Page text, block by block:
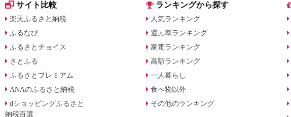
サイト比較
楽天ふるさと納税
ふるなび
ふるさとチョイス
さとふる
ふるさとプレミアム
ANAのふるさと納税
dショッピングふるさと
納税百選
ランキングから探す
人気ランキング
還元率ランキング
家電ランキング
高額ランキング
一人暮らし
食べ物以外
その他のランキング